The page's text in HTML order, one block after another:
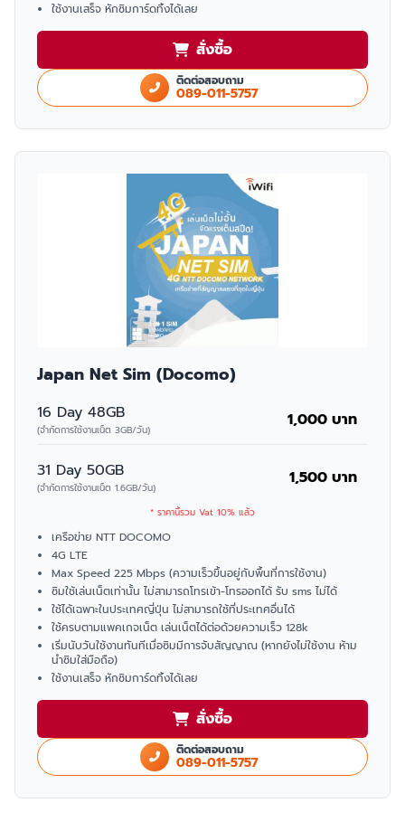
ใช้งานเสร็จ หักซิมการ์ดทิ้งได้เลย
สั่งซื้อ
ติดต่อสอบถาม
089-011-5757
Japan Net Sim (Docomo)
16 Day 48GB
(จำกัดการใช้งานเน็ต 3GB/วัน) 1,000 บาท
31 Day 50GB
(จำกัดการใช้งานเน็ต 1.6GB/วัน) 1,500 บาท
* ราคานี้รวม Vat 10% แล้ว
เครือข่าย NTT DOCOMO
4G LTE
Max Speed 225 Mbps (ความเร็วขึ้นอยู่กับพื้นที่การใช้งาน)
ซิมใช้เล่นเน็ตเท่านั้น ไม่สามารถโทรเข้า-โทรออกได้ รับ sms ไม่ได้
ใช้ได้เฉพาะในประเทศญี่ปุ่น ไม่สามารถใช้ที่ประเทศอื่นได้
ใช้ครบตามแพคเกจเน็ต เล่นเน็ตได้ต่อด้วยความเร็ว 128k
เริ่มนับวันใช้งานทันทีเมื่อซิมมีการจับสัญญาณ (หากยังไม่ใช้งาน ห้าม
นำซิมใส่มือถือ)
ใช้งานเสร็จ หักซิมการ์ดทิ้งได้เลย
สั่งซื้อ
ติดต่อสอบถาม
089-011-5757